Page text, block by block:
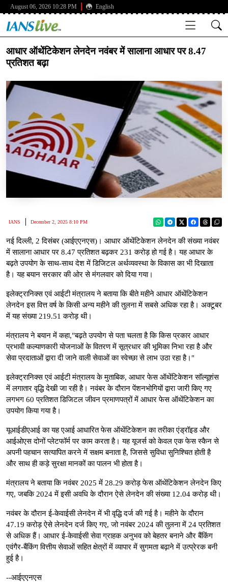
August 06, 2026 10:28 PM English
आधार ऑथेंटिकेशन लेनदेन नवंबर में सालाना आधार पर 8.47
प्रतिशत बढ़ा
IANS December 2, 2025 8:10 PM
नई दिल्ली, 2 दिसंबर (आईएएनएस)। आधार ऑथेंटिकेशन लेनदेन की संख्या नवंबर
में सालाना आधार पर 8.47 प्रतिशत बढ़कर 231 करोड़ हो गई है। यह आधार के
बढ़ते उपयोग के साथ-साथ देश में डिजिटल अर्थव्यवस्था के विकास का भी दिखाता
है। यह बयान सरकार की ओर से मंगलवार को दिया गया।
इलेक्ट्रानिक्स एवं आईटी मंत्रालय ने बताया कि बीते महीने आधार ऑथेंटिकेशन
लेनदेन इस वित्त वर्ष के किसी अन्य महीने की तुलना में सबसे अधिक रहा है। अक्टूबर
में यह संख्या 219.51 करोड़ थी।
मंत्रालय ने बयान में कहा,"बढ़ते उपयोग से पता चलता है कि किस प्रकार आधार
प्रभावी कल्याणकारी योजनाओं के वितरण में सूत्रधार की भूमिका निभा रहा है और
सेवा प्रदाताओं द्वारा दी जाने वाली सेवाओं का स्वेच्छा से लाभ उठा रहा है।"
इलेक्ट्रानिक्स एवं आईटी मंत्रालय के मुताबिक, आधार फेस ऑथेंटिकेशन सॉल्यूशंस
में लगातार वृद्धि देखी जा रही है। नवंबर के दौरान पेंशनभोगियों द्वारा जारी किए गए
लगभग 60 प्रतिशत डिजिटल जीवन प्रमाणपत्रों में आधार फेस ऑथेंटिकेशन का
उपयोग किया गया है।
यूआईडीएआई का यह एआई आधारित फेस ऑथेंटिकेशन का तरीका एंड्रॉइड और
आईओएस दोनों प्लेटफॉर्म पर काम करता है। यह यूजर्स को केवल एक फेस स्कैन से
अपनी पहचान सत्यापित करने में सक्षम बनाता है, जिससे सुविधा सुनिश्चित होती है
और साथ ही कड़े सुरक्षा मानकों का पालन भी होता है।
मंत्रालय ने बताया कि नवंबर 2025 में 28.29 करोड़ फेस ऑथेंटिकेशन लेनदेन किए
गए, जबकि 2024 में इसी अवधि के दौरान ऐसे लेनदेन की संख्या 12.04 करोड़ थी।
नवंबर के दौरान ई-केवाईसी लेनदेन में भी वृद्धि दर्ज की गई है। महीने के दौरान
47.19 करोड़ ऐसे लेनदेन दर्ज किए गए, जो नवंबर 2024 की तुलना में 24 प्रतिशत
से अधिक हैं। आधार ई-केवाईसी सेवा ग्राहक अनुभव को बेहतर बनाने और बैंकिंग
एवंगैर-बैंकिंग वित्तीय सेवाओं सहित क्षेत्रों में व्यापार में सुगमता बढ़ाने में उत्प्रेरक बनी
हुई है।
--आईएएनएस